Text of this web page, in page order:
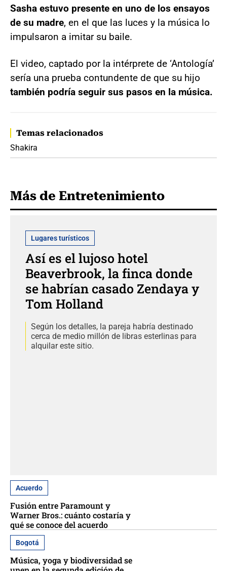
Sasha estuvo presente en uno de los ensayos
de su madre, en el que las luces y la música lo
impulsaron a imitar su baile.
El video, captado por la intérprete de ‘Antología’
sería una prueba contundente de que su hijo
también podría seguir sus pasos en la música.
Temas relacionados
Shakira
Más de Entretenimiento
Lugares turísticos
Así es el lujoso hotel
Beaverbrook, la finca donde
se habrían casado Zendaya y
Tom Holland
Según los detalles, la pareja habría destinado
cerca de medio millón de libras esterlinas para
alquilar este sitio.
Acuerdo
Fusión entre Paramount y
Warner Bros.: cuánto costaría y
qué se conoce del acuerdo
Bogotá
Música, yoga y biodiversidad se